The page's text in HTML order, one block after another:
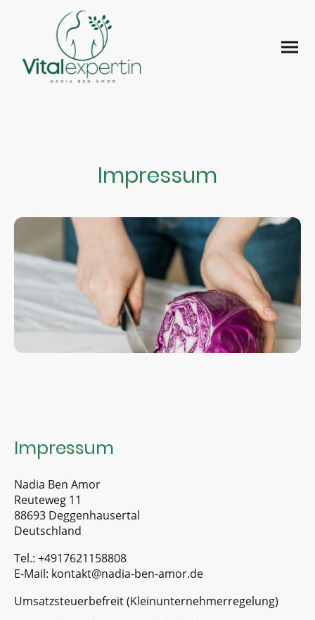
Impressum
Impressum
Nadia Ben Amor
Reuteweg 11
88693 Deggenhausertal
Deutschland
Tel.: +4917621158808
E-Mail: kontakt@nadia-ben-amor.de
Umsatzsteuerbefreit (Kleinunternehmerregelung)